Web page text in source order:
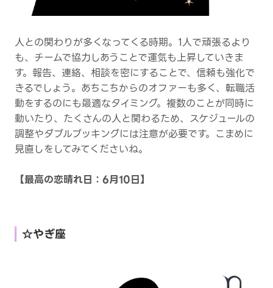
人との関わりが多くなってくる時期。1人で頑張るより
も、チームで協力しあうことで運気も上昇していきま
す。報告、連絡、相談を密にすることで、信頼も強化で
きるでしょう。あちこちからのオファーも多く、転職活
動をするのにも最適なタイミング。複数のことが同時に
動いたり、たくさんの人と関わるため、スケジュールの
調整やダブルブッキングには注意が必要です。こまめに
見直しをしてみてくださいね。
【最高の恋晴れ日：6月10日】
☆やぎ座